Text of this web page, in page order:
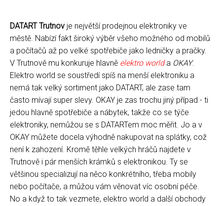
DATART Trutnov je největší prodejnou elektroniky ve
městě. Nabízí fakt široký výběr všeho možného od mobilů
a počítačů až po velké spotřebiče jako ledničky a pračky.
V Trutnově mu konkuruje hlavně elektro worlda OKAY.
Elektro world se soustředí spíš na menší elektroniku a
nemá tak velký sortiment jako DATART, ale zase tam
často mívají super slevy. OKAY je zas trochu jiný případ - ti
jedou hlavně spotřebiče a nábytek, takže co se týče
elektroniky, nemůžou se s DATARTem moc měřit. Jo a v
OKAY můžete docela výhodně nakupovat na splátky, což
není k zahození. Kromě těhle velkých hráčů najdete v
Trutnově i pár menších krámků s elektronikou. Ty se
většinou specializují na něco konkrétního, třeba mobily
nebo počítače, a můžou vám věnovat víc osobní péče.
No a když to tak vezmete, elektro world a další obchody